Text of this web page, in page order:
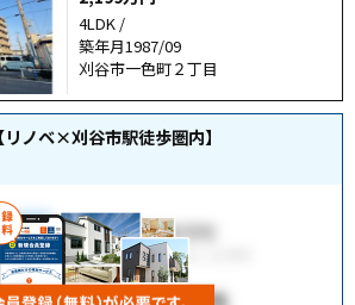
4LDK /
築年月1987/09
刈谷市一色町２丁目
ノベ×刈谷市駅徒歩圏内】